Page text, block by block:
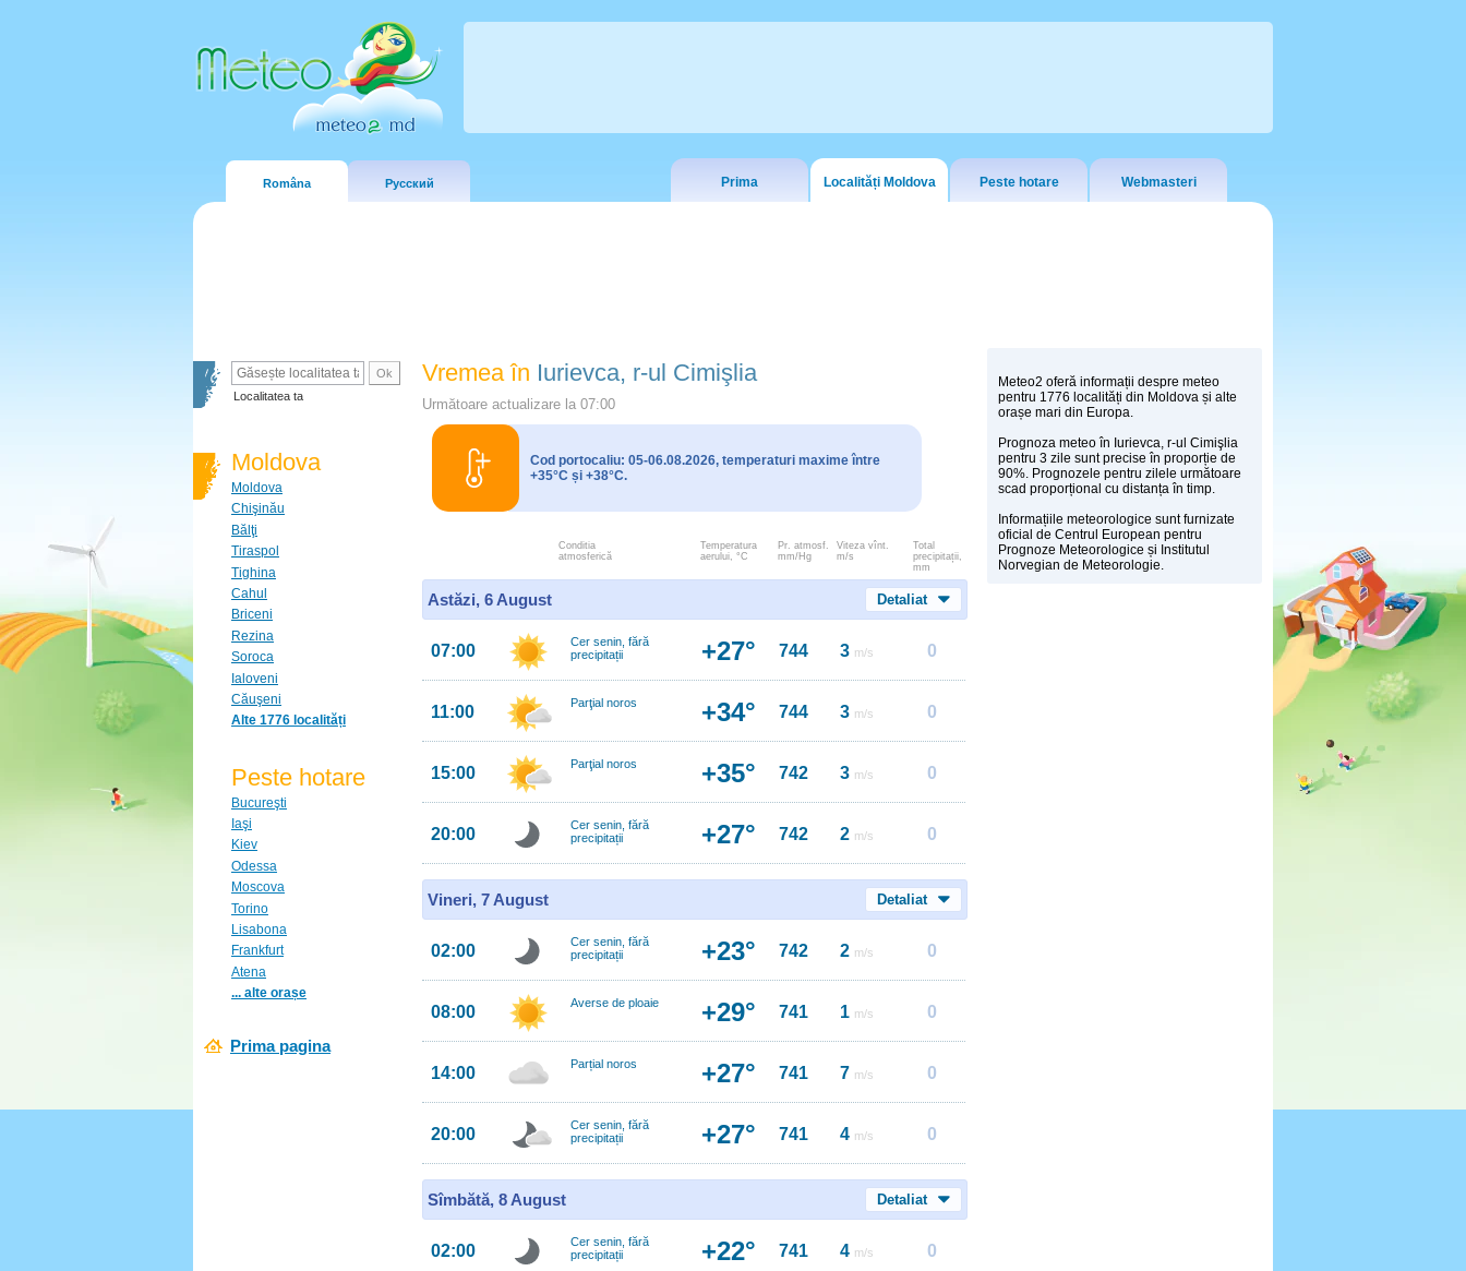
Româna Русский Prima Localități Moldova Peste hotare Webmasteri
Localitatea ta
Moldova
Moldova
Chişinău
Bălţi
Tiraspol
Tighina
Cahul
Briceni
Rezina
Soroca
Ialoveni
Căuşeni
Alte 1776 localități
Peste hotare
Bucureşti
Iaşi
Kiev
Odessa
Moscova
Torino
Lisabona
Frankfurt
Atena
... alte orașe
Prima pagina
Vremea în Iurievca, r-ul Cimişlia
Următoare actualizare la 07:00
Cod portocaliu: 05-06.08.2026, temperaturi maxime între
+35°C și +38°C.
Conditia
atmosferică
Temperatura
aerului, °C
Pr. atmosf.
mm/Hg
Viteza vînt.
m/s
Total
precipitații,
mm
Astăzi, 6 August Detaliat
07:00
Cer senin, fără
precipitații
+27° 744 3 m/s 0
11:00 Parţial noros +34° 744 3 m/s 0
15:00 Parţial noros +35° 742 3 m/s 0
20:00
Cer senin, fără
precipitații
+27° 742 2 m/s 0
Vineri, 7 August Detaliat
02:00
Cer senin, fără
precipitații
+23° 742 2 m/s 0
08:00 Averse de ploaie +29° 741 1 m/s 0
14:00 Parțial noros +27° 741 7 m/s 0
20:00
Cer senin, fără
precipitații
+27° 741 4 m/s 0
Sîmbătă, 8 August Detaliat
02:00
Cer senin, fără
precipitații
+22° 741 4 m/s 0
Meteo2 oferă informații despre meteo
pentru 1776 localități din Moldova și alte
orașe mari din Europa.
Prognoza meteo în Iurievca, r-ul Cimişlia
pentru 3 zile sunt precise în proporție de
90%. Prognozele pentru zilele următoare
scad proporțional cu distanța în timp.
Informațiile meteorologice sunt furnizate
oficial de Centrul European pentru
Prognoze Meteorologice și Institutul
Norvegian de Meteorologie.